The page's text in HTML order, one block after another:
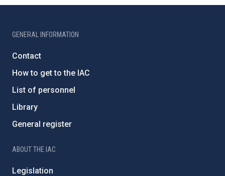
GENERAL INFORMATION
Contact
How to get to the IAC
List of personnel
Library
General register
ABOUT THE IAC
Legislation